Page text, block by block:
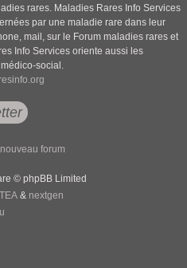
rares. Maladies Rares Info Services
par une maladie rare dans leur
mail, sur le Forum maladies rares et
Info Services oriente aussi les
social.
forum
© phpBB Limited
& nextgen